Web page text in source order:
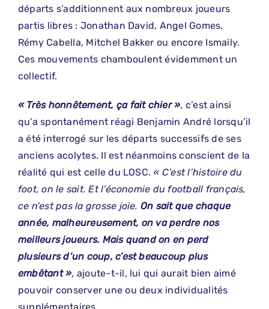
départs s’additionnent aux nombreux joueurs
partis libres : Jonathan David, Angel Gomes,
Rémy Cabella, Mitchel Bakker ou encore Ismaily.
Ces mouvements chamboulent évidemment un
collectif.
« Très honnêtement, ça fait chier », c’est ainsi
qu’a spontanément réagi Benjamin André lorsqu’il
a été interrogé sur les départs successifs de ses
anciens acolytes. Il est néanmoins conscient de la
réalité qui est celle du LOSC. « C’est l’histoire du
foot, on le sait. Et l’économie du football français,
ce n’est pas la grosse joie. On sait que chaque
année, malheureusement, on va perdre nos
meilleurs joueurs. Mais quand on en perd
plusieurs d’un coup, c’est beaucoup plus
embêtant », ajoute-t-il, lui qui aurait bien aimé
pouvoir conserver une ou deux individualités